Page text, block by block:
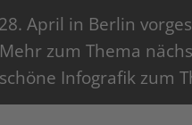
April in Berlin
Mehr zum Thema
Infografik zum